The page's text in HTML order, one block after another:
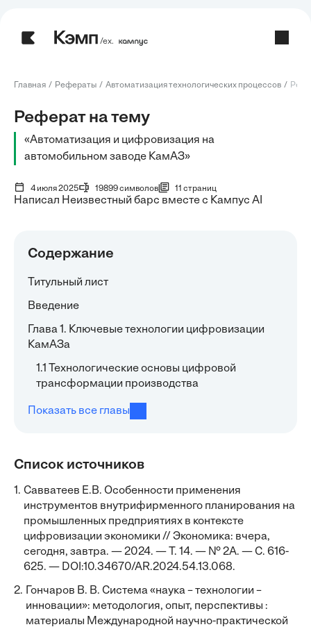
/ех.
Главная Рефераты Автоматизация технологических процессов
Реферат на тему
«Автоматизация и цифровизация на
автомобильном заводе КамАЗ»
4 июля 2025 19899 символов 11 страниц
Написал Неизвестный барс вместе с Кампус AI
Содержание
Титульный лист
Введение
Глава 1. Ключевые технологии цифровизации
КамАЗа
1.1 Технологические основы цифровой
трансформации производства
Показать все главы
Список источников
1. Савватеев Е.В. Особенности применения
инструментов внутрифирменного планирования на
промышленных предприятиях в контексте
цифровизации экономики // Экономика: вчера,
сегодня, завтра. — 2024. — Т. 14. — № 2А. — С. 616-
625. — DOI:10.34670/AR.2024.54.13.068.
2.
Гончаров В. В. Система «наука – технологии –
инновации»: методология, опыт, перспективы :
материалы Международной научно-практической